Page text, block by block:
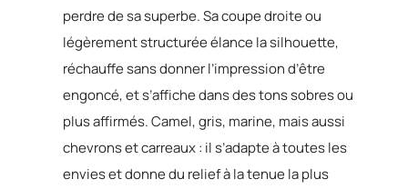
perdre de sa superbe. Sa coupe droite ou
légèrement structurée élance la silhouette,
réchauffe sans donner l’impression d’être
engoncé, et s’affiche dans des tons sobres ou
plus affirmés. Camel, gris, marine, mais aussi
chevrons et carreaux : il s’adapte à toutes les
envies et donne du relief à la tenue la plus